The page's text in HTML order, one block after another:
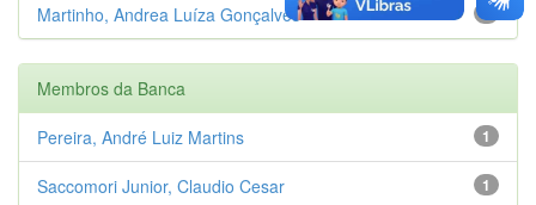
Martinho, Andrea Luíza Gonçalves
Membros da Banca
1
Pereira, André Luiz Martins
1
Saccomori Junior, Claudio Cesar